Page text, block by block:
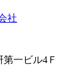
社
一ビル4Ｆ